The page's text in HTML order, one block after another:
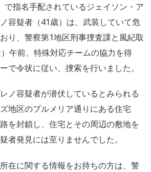
指名手配されているジェイソン・ ア
容疑者（41歳）は、 武装していて危
り、 警察第1地区刑事捜査課と風紀取
午前、 特殊対応チームの協力を得
で令状に従い、 捜索を行いました。
ノ容疑者が潜伏しているとみられる
地区のプルメリア通りにある住宅
を封鎖し、 住宅とその周辺の敷地を
者発見には至りませんでした。
在に関する情報をお持ちの方は、 警